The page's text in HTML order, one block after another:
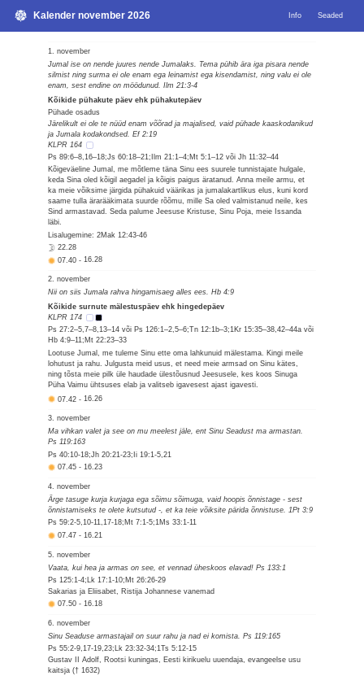
Kalender november 2026 Info Seaded
1. november
Jumal ise on nende juures nende Jumalaks. Tema pühib ära iga pisara nende
silmist ning surma ei ole enam ega leinamist ega kisendamist, ning valu ei ole
enam, sest endine on möödunud. Ilm 21:3-4
Kõikide pühakute päev ehk pühakutepäev
Pühade osadus
Järelikult ei ole te nüüd enam võõrad ja majalised, vaid pühade kaaskodanikud
ja Jumala kodakondsed. Ef 2:19
KLPR 164
Ps 89:6–8,16–18;Js 60:18–21;Ilm 21:1–4;Mt 5:1–12 või Jh 11:32–44
Kõigeväeline Jumal, me mõtleme täna Sinu ees suurele tunnistajate hulgale,
keda Sina oled kõigil aegadel ja kõigis paigus äratanud. Anna meile armu, et
ka meie võiksime järgida pühakuid väärikas ja jumalakartlikus elus, kuni kord
saame tulla ärarääkimata suurde rõõmu, mille Sa oled valmistanud neile, kes
Sind armastavad. Seda palume Jeesuse Kristuse, Sinu Poja, meie Issanda
läbi.
Lisalugemine: 2Mak 12:43-46
22.28
07.40-16.28
2. november
Nii on siis Jumala rahva hingamisaeg alles ees. Hb 4:9
Kõikide surnute mälestuspäev ehk hingedepäev
KLPR 174
Ps 27:2–5,7–8,13–14 või Ps 126:1–2,5–6;Tn 12:1b–3;1Kr 15:35–38,42–44a või
Hb 4:9–11;Mt 22:23–33
Lootuse Jumal, me tuleme Sinu ette oma lahkunuid mälestama. Kingi meile
lohutust ja rahu. Julgusta meid usus, et need meie armsad on Sinu kätes,
ning tõsta meie pilk üle haudade ülestõusnud Jeesusele, kes koos Sinuga
Püha Vaimu ühtsuses elab ja valitseb igavesest ajast igavesti.
07.42-16.26
3. november
Ma vihkan valet ja see on mu meelest jäle, ent Sinu Seadust ma armastan.
Ps 119:163
Ps 40:10-18;Jh 20:21-23;Ii 19:1-5,21
07.45-16.23
4. november
Ärge tasuge kurja kurjaga ega sõimu sõimuga, vaid hoopis õnnistage - sest
õnnistamiseks te olete kutsutud -, et ka teie võiksite pärida õnnistuse. 1Pt 3:9
Ps 59:2-5,10-11,17-18;Mt 7:1-5;1Ms 33:1-11
07.47-16.21
5. november
Vaata, kui hea ja armas on see, et vennad üheskoos elavad! Ps 133:1
Ps 125:1-4;Lk 17:1-10;Mt 26:26-29
Sakarias ja Eliisabet, Ristija Johannese vanemad
07.50-16.18
6. november
Sinu Seaduse armastajail on suur rahu ja nad ei komista. Ps 119:165
Ps 55:2-9,17-19,23;Lk 23:32-34;1Ts 5:12-15
Gustav II Adolf, Rootsi kuningas, Eesti kirikuelu uuendaja, evangeelse usu
kaitsja († 1632)